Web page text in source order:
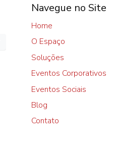
Navegue no Site
Home
O Espaço
Soluções
Eventos Corporativos
Eventos Sociais
Blog
Contato